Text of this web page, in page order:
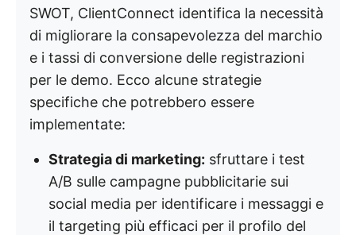
SWOT, ClientConnect identifica la necessità
di migliorare la consapevolezza del marchio
e i tassi di conversione delle registrazioni
per le demo. Ecco alcune strategie
specifiche che potrebbero essere
implementate:
Strategia di marketing: sfruttare i test
A/B sulle campagne pubblicitarie sui
social media per identificare i messaggi e
il targeting più efficaci per il profilo del